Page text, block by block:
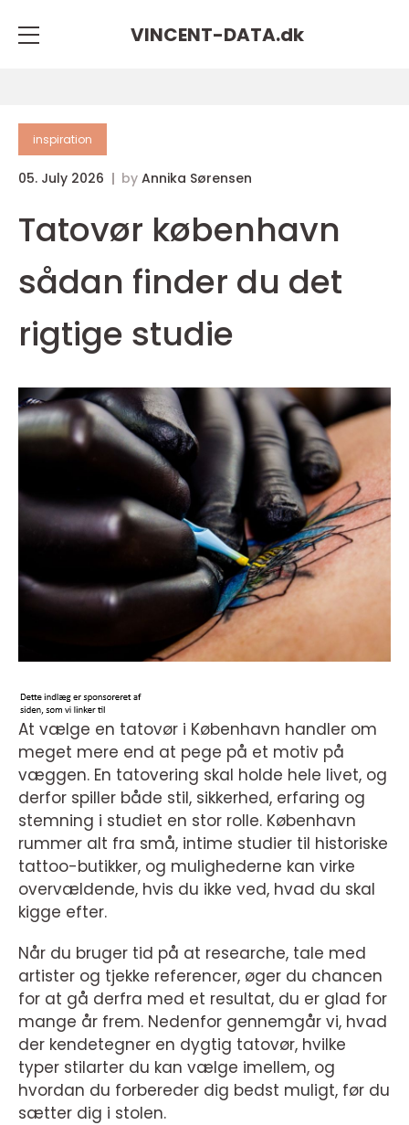
VINCENT-DATA.dk
inspiration
05. July 2026 by Annika Sørensen
Tatovør københavn
sådan finder du det
rigtige studie
At vælge en tatovør i København handler om
meget mere end at pege på et motiv på
væggen. En tatovering skal holde hele livet, og
derfor spiller både stil, sikkerhed, erfaring og
stemning i studiet en stor rolle. København
rummer alt fra små, intime studier til historiske
tattoo-butikker, og mulighederne kan virke
overvældende, hvis du ikke ved, hvad du skal
kigge efter.
Når du bruger tid på at researche, tale med
artister og tjekke referencer, øger du chancen
for at gå derfra med et resultat, du er glad for
mange år frem. Nedenfor gennemgår vi, hvad
der kendetegner en dygtig tatovør, hvilke
typer stilarter du kan vælge imellem, og
hvordan du forbereder dig bedst muligt, før du
sætter dig i stolen.